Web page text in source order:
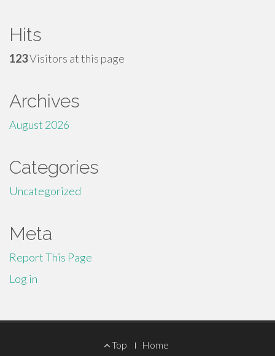
Hits
123Visitors at this page
Archives
August 2026
Categories
Uncategorized
Meta
Report This Page
Log in
Top Home